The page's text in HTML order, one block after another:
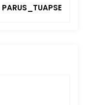
PARUS_TUAPSE